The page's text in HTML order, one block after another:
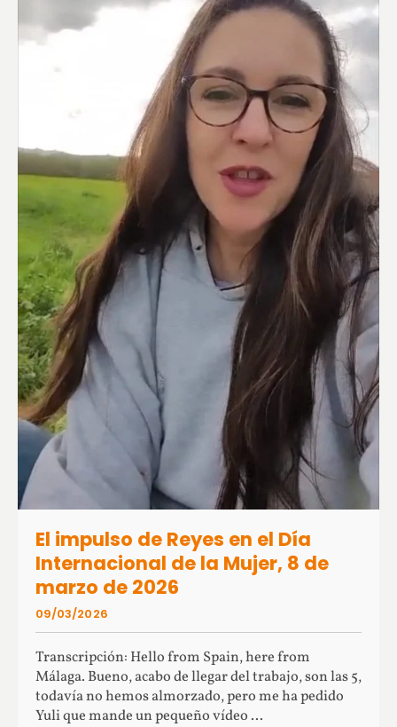
El impulso de Reyes en el Día
Internacional de la Mujer, 8 de
marzo de 2026
Transcripción: Hello from Spain, here from
Málaga. Bueno, acabo de llegar del trabajo, son las 5,
todavía no hemos almorzado, pero me ha pedido
Yuli que mande un pequeño vídeo ...
09/03/2026